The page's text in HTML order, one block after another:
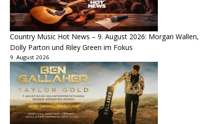
Country Music Hot News – 9. August 2026: Morgan Wallen,
Dolly Parton und Riley Green im Fokus
9. August 2026